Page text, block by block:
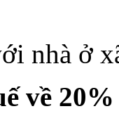
nhà ở
20%